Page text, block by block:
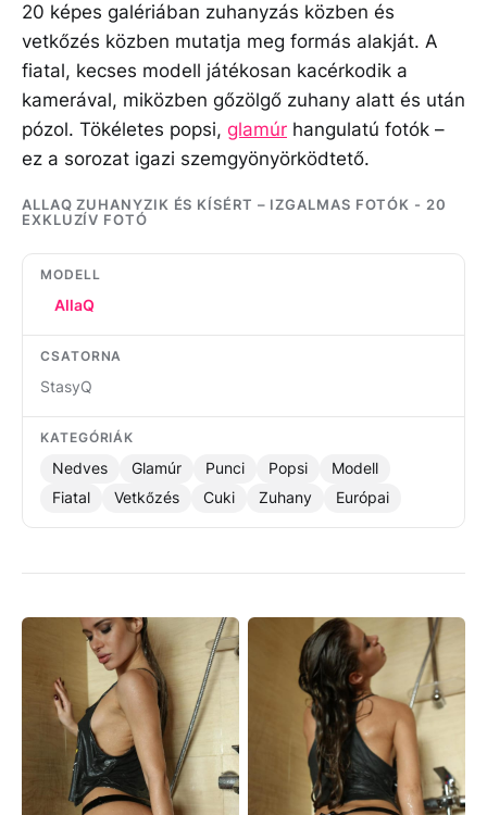
20 képes galériában zuhanyzás közben és
vetkőzés közben mutatja meg formás alakját. A
fiatal, kecses modell játékosan kacérkodik a
kamerával, miközben gőzölgő zuhany alatt és után
pózol. Tökéletes popsi, glamúr hangulatú fotók –
ez a sorozat igazi szemgyönyörködtető.
ALLAQ ZUHANYZIK ÉS KÍSÉRT – IZGALMAS FOTÓK - 20
EXKLUZÍV FOTÓ
MODELL
AllaQ
CSATORNA
StasyQ
KATEGÓRIÁK
Nedves Glamúr Punci Popsi
Modell
Fiatal
Vetkőzés Cuki Zuhany Európai